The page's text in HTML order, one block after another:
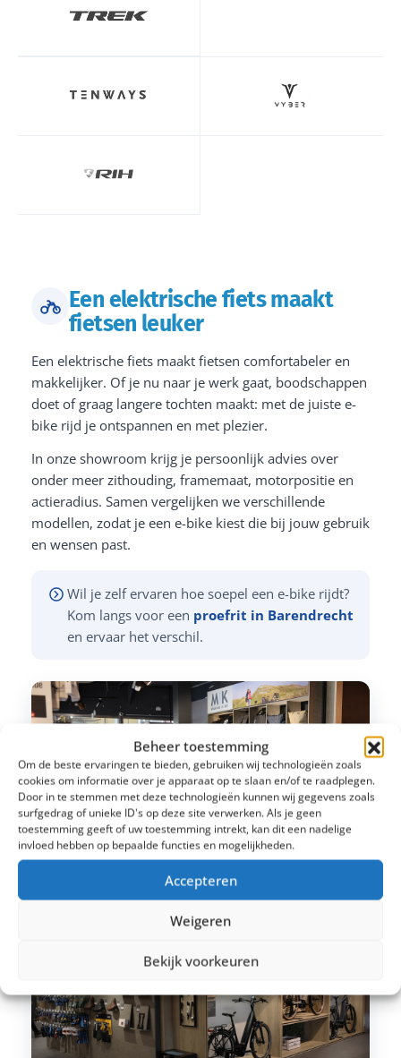
Beheer toestemming
Om de beste ervaringen te bieden, gebruiken wij technologieën zoals
cookies om informatie over je apparaat op te slaan en/of te raadplegen.
Door in te stemmen met deze technologieën kunnen wij gegevens zoals
surfgedrag of unieke ID's op deze site verwerken. Als je geen
toestemming geeft of uw toestemming intrekt, kan dit een nadelige
invloed hebben op bepaalde functies en mogelijkheden.
Accepteren
Weigeren
Bekijk voorkeuren
Een elektrische fiets maakt
fietsen leuker
Een elektrische fiets maakt fietsen comfortabeler en
makkelijker. Of je nu naar je werk gaat, boodschappen
doet of graag langere tochten maakt: met de juiste e-
bike rijd je ontspannen en met plezier.
In onze showroom krijg je persoonlijk advies over
onder meer zithouding, framemaat, motorpositie en
actieradius. Samen vergelijken we verschillende
modellen, zodat je een e-bike kiest die bij jouw gebruik
en wensen past.
Wil je zelf ervaren hoe soepel een e-bike rijdt?
Kom langs voor een proefrit in Barendrecht
en ervaar het verschil.